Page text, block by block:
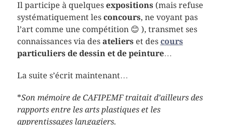
Il participe à quelques expositions(mais refuse
systématiquement les concours, ne voyant pas
l’art comme une compétition 😊 ), transmet ses
connaissances via des atelierset des cours
particuliers de dessin et de peinture…
La suite s’écrit maintenant…
*Son mémoire de CAFIPEMF traitait d’ailleurs des
rapports entre les arts plastiques et les
apprentissages langagiers.